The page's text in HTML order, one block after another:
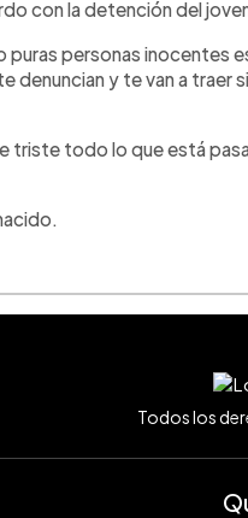
con la detención del
personas inocentes
denuncian y te van a traer
triste todo lo que está
Todos los